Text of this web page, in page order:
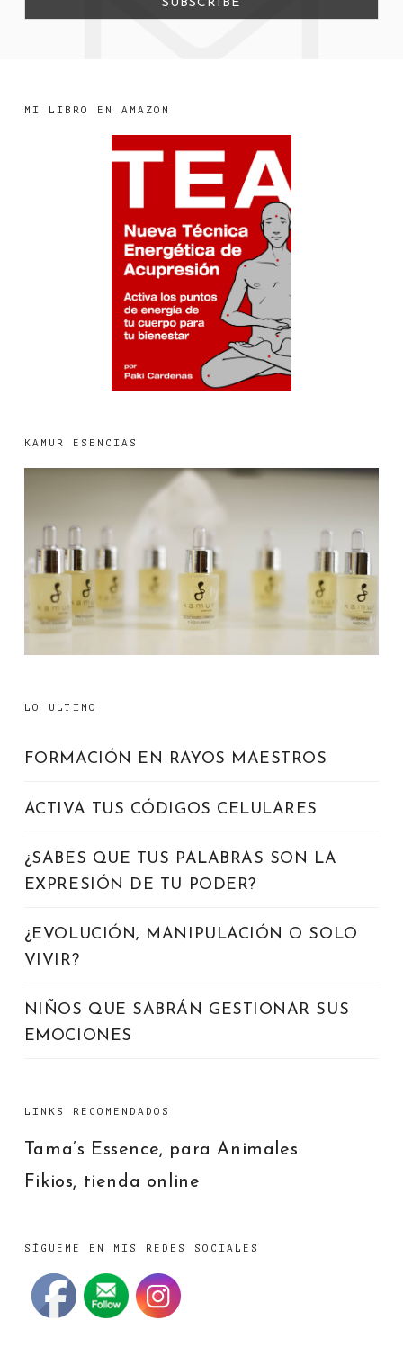
MI LIBRO EN AMAZON
KAMUR ESENCIAS
LO ULTIMO
FORMACIÓN EN RAYOS MAESTROS
ACTIVA TUS CÓDIGOS CELULARES
¿SABES QUE TUS PALABRAS SON LA
EXPRESIÓN DE TU PODER?
¿EVOLUCIÓN, MANIPULACIÓN O SOLO
VIVIR?
NIÑOS QUE SABRÁN GESTIONAR SUS
EMOCIONES
LINKS RECOMENDADOS
Tama’s Essence, para Animales
Fikios, tienda online
SÍGUEME EN MIS REDES SOCIALES